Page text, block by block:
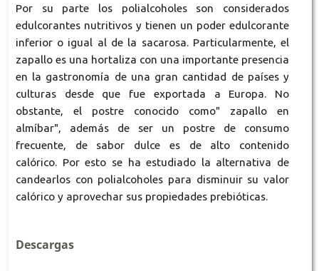
Por su parte los polialcoholes son considerados
edulcorantes nutritivos y tienen un poder edulcorante
inferior o igual al de la sacarosa. Particularmente, el
zapallo es una hortaliza con una importante presencia
en la gastronomía de una gran cantidad de países y
culturas desde que fue exportada a Europa. No
obstante, el postre conocido como" zapallo en
almíbar", además de ser un postre de consumo
frecuente, de sabor dulce es de alto contenido
calórico. Por esto se ha estudiado la alternativa de
candearlos con polialcoholes para disminuir su valor
calórico y aprovechar sus propiedades prebióticas.
Descargas